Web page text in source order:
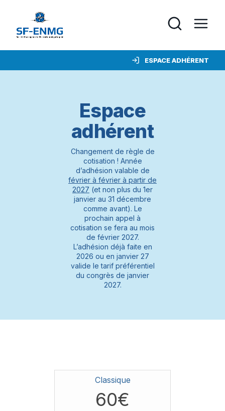
ESPACE ADHÉRENT
Espace
adhérent
Changement de règle de
cotisation ! Année
d’adhésion valable de
février à février à partir de
2027 (et non plus du 1er
janvier au 31 décembre
comme avant). Le
prochain appel à
cotisation se fera au mois
de février 2027.
L’adhésion déjà faite en
2026 ou en janvier 27
valide le tarif préférentiel
du congrès de janvier
2027.
Classique
60€